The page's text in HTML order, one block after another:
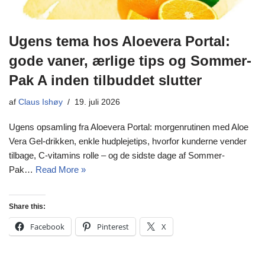
Ugens tema hos Aloevera Portal:
gode vaner, ærlige tips og Sommer-
Pak A inden tilbuddet slutter
af Claus Ishøy 19. juli 2026
Ugens opsamling fra Aloevera Portal: morgenrutinen med Aloe
Vera Gel-drikken, enkle hudplejetips, hvorfor kunderne vender
tilbage, C-vitamins rolle – og de sidste dage af Sommer-
Pak… Read More »
Share this:
Facebook Pinterest X